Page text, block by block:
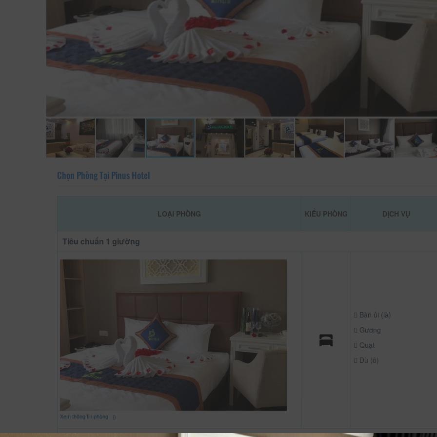
Chọn Phòng Tại Pinus Hotel
LOẠI PHÒNG KIỂU PHÒNG DỊCH VỤ
Tiêu chuẩn 1 giường
Xem thông tin phòng
Bàn ủi (là)
Gương
Quạt
Dù (ô)